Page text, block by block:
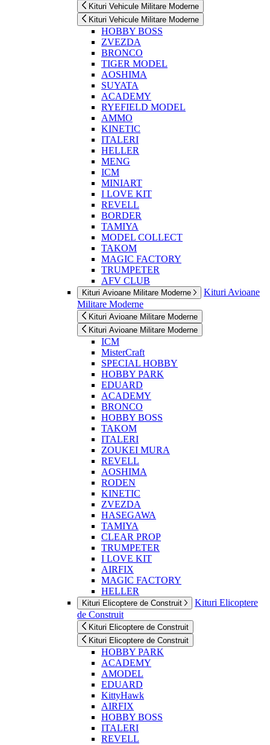
Kituri Vehicule Militare Moderne
Kituri Vehicule Militare Moderne
HOBBY BOSS
ZVEZDA
BRONCO
TIGER MODEL
AOSHIMA
SUYATA
ACADEMY
RYEFIELD MODEL
AMMO
KINETIC
ITALERI
HELLER
MENG
ICM
MINIART
I LOVE KIT
REVELL
BORDER
TAMIYA
MODEL COLLECT
TAKOM
MAGIC FACTORY
TRUMPETER
AFV CLUB
Kituri Avioane Militare Moderne
Kituri Avioane
Militare Moderne
Kituri Avioane Militare Moderne
Kituri Avioane Militare Moderne
ICM
MisterCraft
SPECIAL HOBBY
HOBBY PARK
EDUARD
ACADEMY
BRONCO
HOBBY BOSS
TAKOM
ITALERI
ZOUKEI MURA
REVELL
AOSHIMA
RODEN
KINETIC
ZVEZDA
HASEGAWA
TAMIYA
CLEAR PROP
TRUMPETER
I LOVE KIT
AIRFIX
MAGIC FACTORY
HELLER
Kituri Elicoptere de Construit
Kituri Elicoptere
de Construit
Kituri Elicoptere de Construit
Kituri Elicoptere de Construit
HOBBY PARK
ACADEMY
AMODEL
EDUARD
KittyHawk
AIRFIX
HOBBY BOSS
ITALERI
REVELL